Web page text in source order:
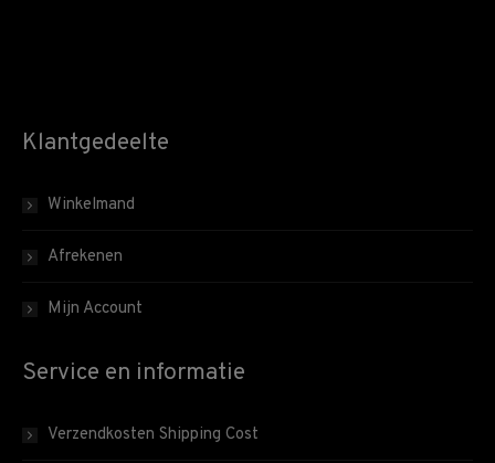
Klantgedeelte
Winkelmand
Afrekenen
Mijn Account
Service en informatie
Verzendkosten Shipping Cost